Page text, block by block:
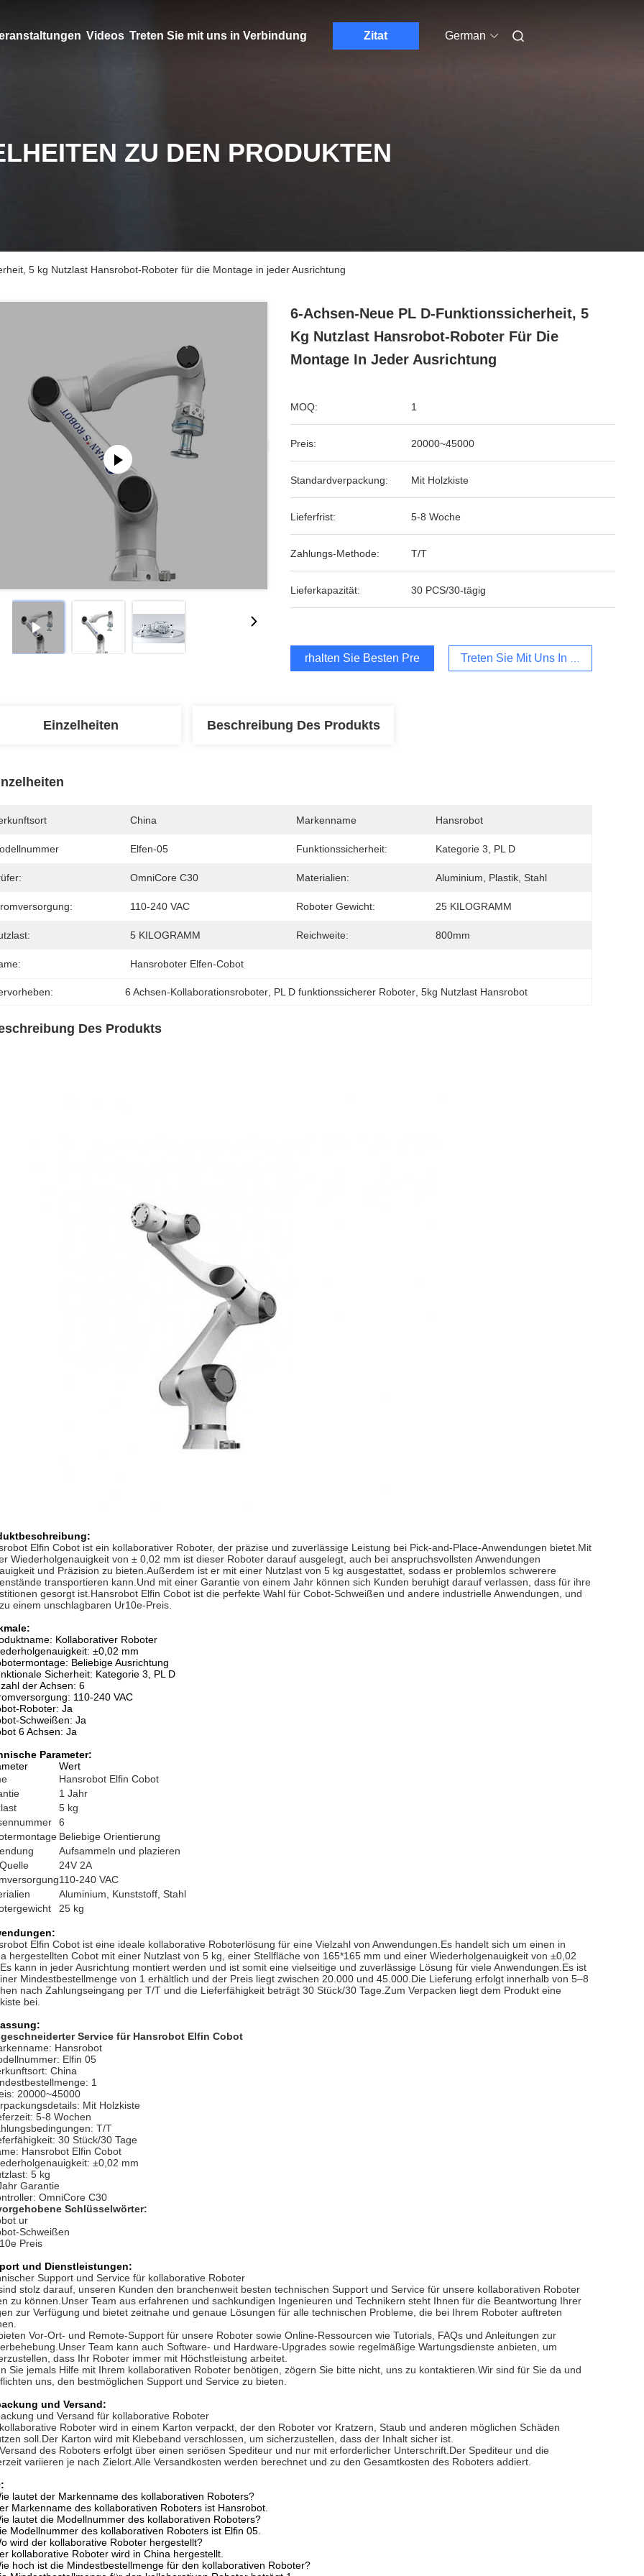
Videos Treten Sie mit uns in Verbindung Zitat German
ZU DEN PRODUKTEN
5 kg Nutzlast Hansrobot-Roboter für die Montage in jeder Ausrichtung
6-Achsen-Neue PL D-Funktionssicherheit, 5
Kg Nutzlast Hansrobot-Roboter Für Die
Montage In Jeder Ausrichtung
MOQ: 1
Preis: 20000~45000
Standardverpackung: Mit Holzkiste
Lieferfrist: 5-8 Woche
Zahlungs-Methode: T/T
Lieferkapazität: 30 PCS/30-tägig
Erhalten Sie Besten Preis Treten Sie Mit Uns In Verbindung
Einzelheiten Beschreibung Des Produkts
China Markenname Hansrobot
Elfen-05 Funktionssicherheit: Kategorie 3, PL D
OmniCore C30 Materialien: Aluminium, Plastik, Stahl
110-240 VAC Roboter Gewicht: 25 KILOGRAMM
5 KILOGRAMM Reichweite: 800mm
Hansroboter Elfen-Cobot
6 Achsen-Kollaborationsroboter PL D funktionssicherer Roboter , 5kg Nutzlast Hansrobot
Des Produkts
Elfin Cobot ist ein kollaborativer Roboter, der präzise und zuverlässige Leistung bei Pick-and-Place-Anwendungen bietet.Mit
Wiederholgenauigkeit von ± 0,02 mm ist dieser Roboter darauf ausgelegt, auch bei anspruchsvollsten Anwendungen
und Präzision zu bieten.Außerdem ist er mit einer Nutzlast von 5 kg ausgestattet, sodass er problemlos schwerere
transportieren kann.Und mit einer Garantie von einem Jahr können sich Kunden beruhigt darauf verlassen, dass für ihre
gesorgt ist.Hansrobot Elfin Cobot ist die perfekte Wahl für Cobot-Schweißen und andere industrielle Anwendungen, und
einem unschlagbaren Ur10e-Preis.
Kollaborativer Roboter
±0,02 mm
Beliebige Ausrichtung
Sicherheit: Kategorie 3, PL D
der Achsen: 6
110-240 VAC
Roboter: Ja
Schweißen: Ja
6 Achsen: Ja
Parameter:
Wert
Hansrobot Elfin Cobot
1 Jahr
5 kg
6
Beliebige Orientierung
Aufsammeln und plazieren
24V 2A
110-240 VAC
Aluminium, Kunststoff, Stahl
25 kg
Elfin Cobot ist eine ideale kollaborative Roboterlösung für eine Vielzahl von Anwendungen.Es handelt sich um einen in
hergestellten Cobot mit einer Nutzlast von 5 kg, einer Stellfläche von 165*165 mm und einer Wiederholgenauigkeit von ±0,02
kann in jeder Ausrichtung montiert werden und ist somit eine vielseitige und zuverlässige Lösung für viele Anwendungen.Es ist
Mindestbestellmenge von 1 erhältlich und der Preis liegt zwischen 20.000 und 45.000.Die Lieferung erfolgt innerhalb von 5–8
nach Zahlungseingang per T/T und die Lieferfähigkeit beträgt 30 Stück/30 Tage.Zum Verpacken liegt dem Produkt eine
bei.
Service für Hansrobot Elfin Cobot
Hansrobot
Elfin 05
China
1
20000~45000
Mit Holzkiste
5-8 Wochen
T/T
30 Stück/30 Tage
Hansrobot Elfin Cobot
±0,02 mm
5 kg
Garantie
OmniCore C30
Schlüsselwörter:
ur
Schweißen
Preis
und Dienstleistungen:
Support und Service für kollaborative Roboter
stolz darauf, unseren Kunden den branchenweit besten technischen Support und Service für unsere kollaborativen Roboter
zu können.Unser Team aus erfahrenen und sachkundigen Ingenieuren und Technikern steht Ihnen für die Beantwortung Ihrer
zur Verfügung und bietet zeitnahe und genaue Lösungen für alle technischen Probleme, die bei Ihrem Roboter auftreten
Vor-Ort- und Remote-Support für unsere Roboter sowie Online-Ressourcen wie Tutorials, FAQs und Anleitungen zur
Team kann auch Software- und Hardware-Upgrades sowie regelmäßige Wartungsdienste anbieten, um
dass Ihr Roboter immer mit Höchstleistung arbeitet.
Sie jemals Hilfe mit Ihrem kollaborativen Roboter benötigen, zögern Sie bitte nicht, uns zu kontaktieren.Wir sind für Sie da und
uns, den bestmöglichen Support und Service zu bieten.
und Versand:
und Versand für kollaborative Roboter
Roboter wird in einem Karton verpackt, der den Roboter vor Kratzern, Staub und anderen möglichen Schäden
soll.Der Karton wird mit Klebeband verschlossen, um sicherzustellen, dass der Inhalt sicher ist.
des Roboters erfolgt über einen seriösen Spediteur und nur mit erforderlicher Unterschrift.Der Spediteur und die
variieren je nach Zielort.Alle Versandkosten werden berechnet und zu den Gesamtkosten des Roboters addiert.
lautet der Markenname des kollaborativen Roboters?
Markenname des kollaborativen Roboters ist Hansrobot.
lautet die Modellnummer des kollaborativen Roboters?
Modellnummer des kollaborativen Roboters ist Elfin 05.
wird der kollaborative Roboter hergestellt?
kollaborative Roboter wird in China hergestellt.
hoch ist die Mindestbestellmenge für den kollaborativen Roboter?